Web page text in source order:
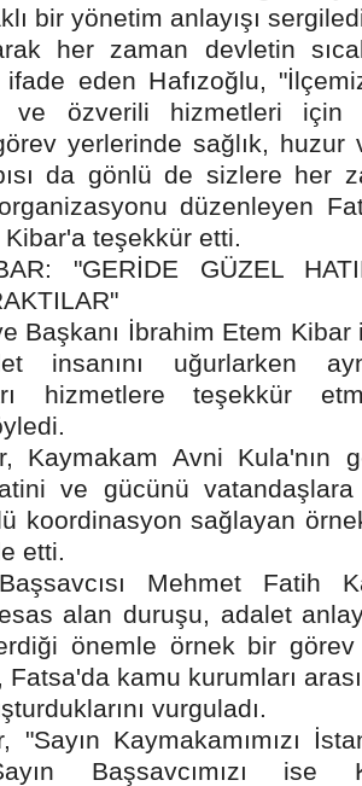
bir yönetim anlayışı
her zaman devletin
eden Hafızoğlu,
ve özverili hizmetleri için
yerlerinde sağlık, huzur
da gönlü de sizlere her
düzenleyen
teşekkür etti.
"GERİDE GÜZEL
Başkanı İbrahim Etem Kibar
insanını uğurlarken
hizmetlere teşekkür
Kaymakam Avni Kula'nın
ve gücünü
koordinasyon sağlayan
etti.
Mehmet Fatih
alan duruşu, adalet
önemle örnek bir görev
Fatsa'da kamu kurumları
vurguladı.
"Sayın Kaymakamımızı
Başsavcımızı ise